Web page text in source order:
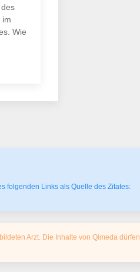
im
Wie
folgenden Links als Quelle des Zitates:
Arzt. Die Inhalte von Qimeda dürfen